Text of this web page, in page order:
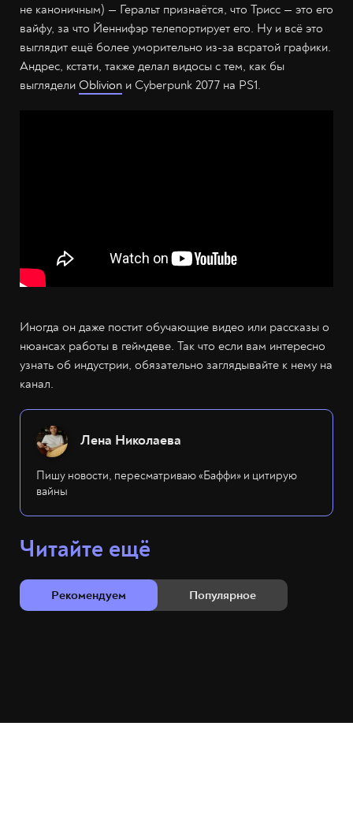
не каноничным) — Геральт признаётся, что Трисс — это его
вайфу, за что Йеннифэр телепортирует его. Ну и всё это
выглядит ещё более уморительно из-за всратой графики.
Андрес, кстати, также делал видосы с тем, как бы
выглядели Oblivion и Cyberpunk 2077 на PS1.
Иногда он даже постит обучающие видео или рассказы о
нюансах работы в геймдеве. Так что если вам интересно
узнать об индустрии, обязательно заглядывайте к нему на
канал.
Лена Николаева
Пишу новости, пересматриваю «Баффи» и цитирую
вайны
Читайте ещё
Рекомендуем Популярное